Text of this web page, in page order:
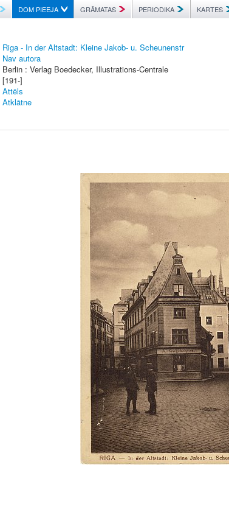
DOM PIEEJA GRĀMATAS PERIODIKA KARTES
Riga - In der Altstadt: Kleine Jakob- u. Scheunenstr
Nav autora
Berlin : Verlag Boedecker, Illustrations-Centrale
[191-]
Attēls
Atklātne